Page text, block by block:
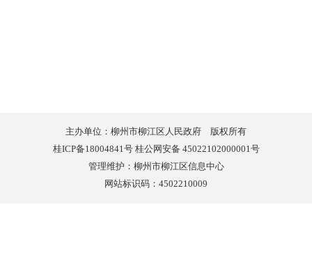
主办单位：柳州市柳江区人民政府 版权所有
桂ICP备18004841号 桂公网安备 45022102000001号
管理维护：柳州市柳江区信息中心
网站标识码：4502210009